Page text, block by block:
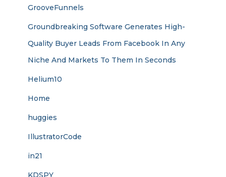
GrooveFunnels
Groundbreaking Software Generates High-
Quality Buyer Leads From Facebook In Any
Niche And Markets To Them In Seconds
Helium10
Home
huggies
IllustratorCode
in21
KDSPY